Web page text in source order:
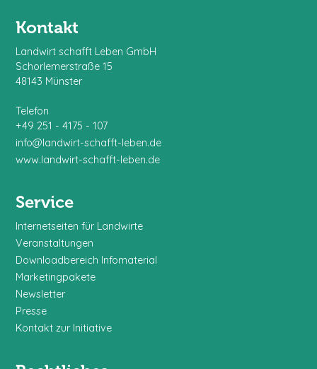
Kontakt
Landwirt schafft Leben GmbH
Schorlemerstraße 15
48143 Münster
Telefon
+49 251 - 4175 - 107
info@landwirt-schafft-leben.de
www.landwirt-schafft-leben.de
Service
Internetseiten für Landwirte
Veranstaltungen
Downloadbereich Infomaterial
Marketingpakete
Newsletter
Presse
Kontakt zur Initiative